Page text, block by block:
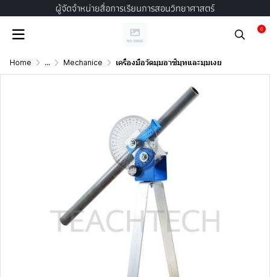
ผู้จัดจำหน่ายสื่อการเรียนการสอนวิทยาศาสตร์
0
Home ... Mechanice เครื่องมือวัดมุมอาซิมุทและมุมเงย